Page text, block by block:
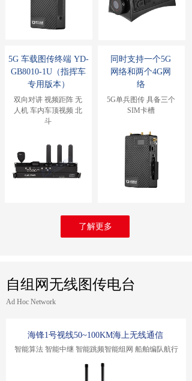
同时支持一个5G
网络和两个4G网
络
5G单兵图传 具备三个
SIM卡槽
5G 车载图传终端 YD-
GB8010-1U（指挥车
专用版本）
双向对讲 视频距阵 无
人机 车内车顶视频 北
斗
了解更多
海锋1号视线50~100KM海上无线通信
智能算法 智能中继 智能跳频智能组网 船舶编队航行
自组网无线图传电台
Ad Hoc Network